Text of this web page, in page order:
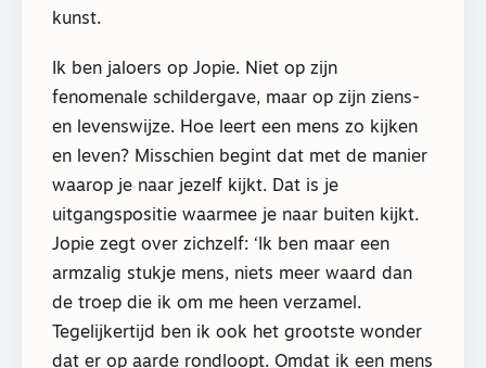
kunst.
Ik ben jaloers op Jopie. Niet op zijn
fenomenale schildergave, maar op zijn ziens-
en levenswijze. Hoe leert een mens zo kijken
en leven? Misschien begint dat met de manier
waarop je naar jezelf kijkt. Dat is je
uitgangspositie waarmee je naar buiten kijkt.
Jopie zegt over zichzelf: ‘Ik ben maar een
armzalig stukje mens, niets meer waard dan
de troep die ik om me heen verzamel.
Tegelijkertijd ben ik ook het grootste wonder
dat er op aarde rondloopt. Omdat ik een mens